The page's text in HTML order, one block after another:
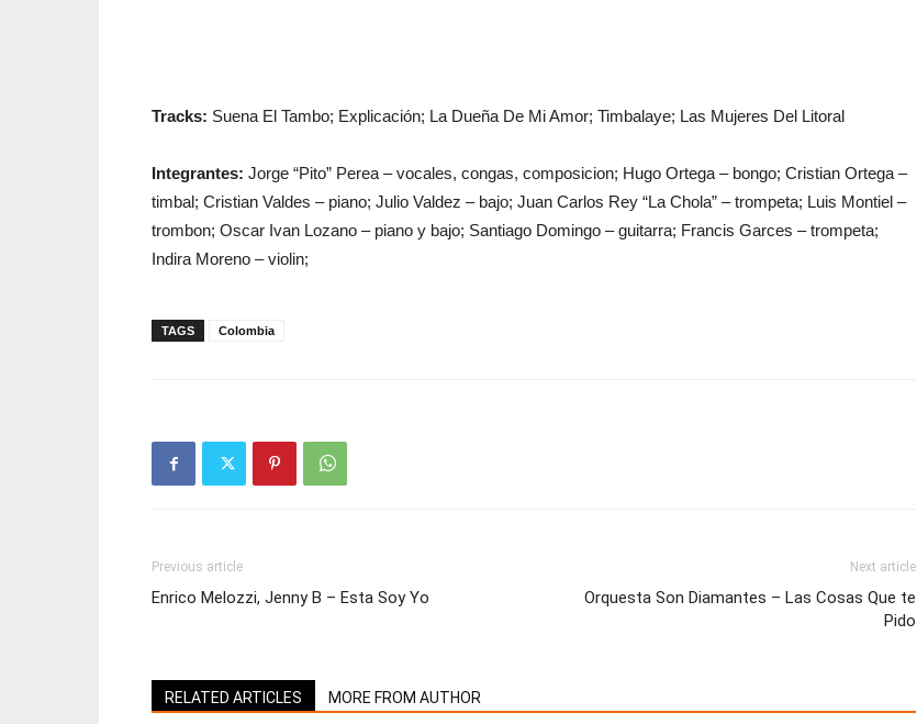
Tracks: Suena El Tambo; Explicación; La Dueña De Mi Amor; Timbalaye; Las Mujeres Del Litoral
Integrantes: Jorge “Pito” Perea – vocales, congas, composicion; Hugo Ortega – bongo; Cristian Ortega –
timbal; Cristian Valdes – piano; Julio Valdez – bajo; Juan Carlos Rey “La Chola” – trompeta; Luis Montiel –
trombon; Oscar Ivan Lozano – piano y bajo; Santiago Domingo – guitarra; Francis Garces – trompeta;
Indira Moreno – violin;
TAGS Colombia
Previous article
Enrico Melozzi, Jenny B – Esta Soy Yo
Next article
Orquesta Son Diamantes – Las Cosas Que te
Pido
RELATED ARTICLES MORE FROM AUTHOR